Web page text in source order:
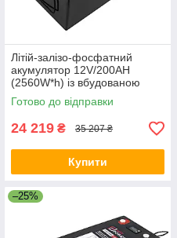
Літій-залізо-фосфатний
акумулятор 12V/200AH
(2560W*h) із вбудованою
BMS-платою
Готово до відправки
24 219 ₴ 35 207 ₴
Купити
–25%